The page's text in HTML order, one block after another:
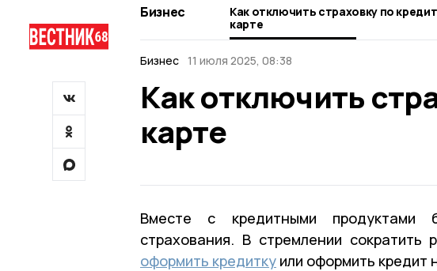
Бизнес
Как отключить страховку по
карте
Бизнес 11 июля 2025, 08:38
Как отключить
карте
Вместе с кредитными продуктами
страхования. В стремлении
оформить кредитку или оформить кредит